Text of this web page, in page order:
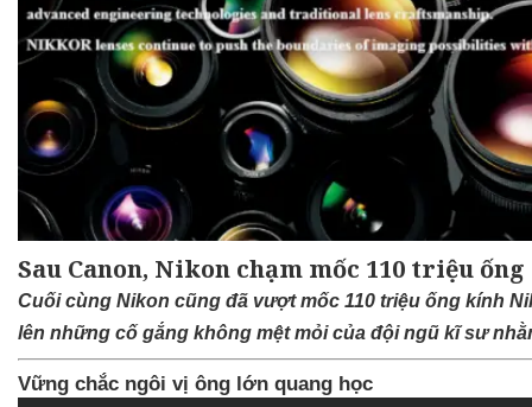
Sau Canon, Nikon chạm mốc 110 triệu
Cuối cùng Nikon cũng đã vượt mốc 110 triệu ống kính
lên những cố gắng không mệt mỏi của đội ngũ kĩ sư
Vững chắc ngôi vị ông lớn quang học